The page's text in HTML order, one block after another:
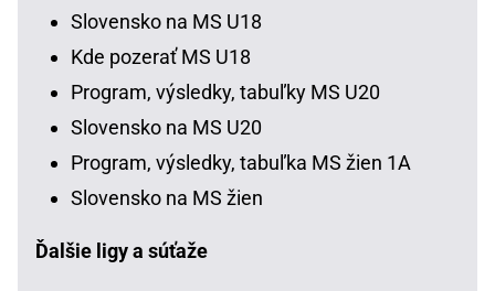
Slovensko na MS U18
Kde pozerať MS U18
Program, výsledky, tabuľky MS U20
Slovensko na MS U20
Program, výsledky, tabuľka MS žien 1A
Slovensko na MS žien
Ďalšie ligy a súťaže